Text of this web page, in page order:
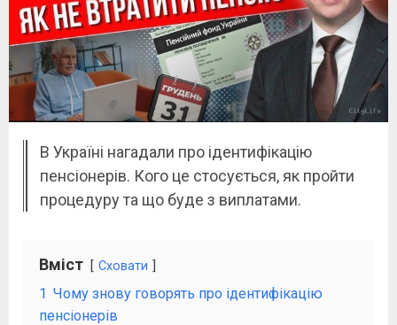
В Україні нагадали про ідентифікацію
пенсіонерів. Кого це стосується, як пройти
процедуру та що буде з виплатами.
Вміст Сховати
1 Чому знову говорять про ідентифікацію
пенсіонерів